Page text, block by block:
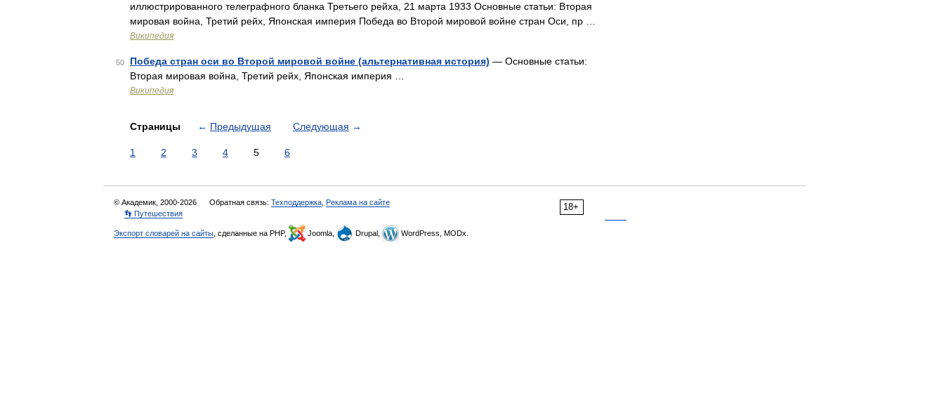
иллюстрированного телеграфного бланка Третьего рейха, 21 марта 1933 Основные статьи: Вторая
мировая война, Третий рейх, Японская империя Победа во Второй мировой войне стран Оси, пр …
Википедия
50 Победа стран оси во Второй мировой войне (альтернативная история) — Основные статьи:
Вторая мировая война, Третий рейх, Японская империя …
Википедия
Страницы ← Предыдущая Следующая →
1 2 3 4 5 6
18+
© Академик, 2000-2026 Обратная связь: Техподдержка Реклама на сайте
👣 Путешествия
Экспорт словарей на сайты , сделанные на PHP, Joomla, Drupal, WordPress, MODx.